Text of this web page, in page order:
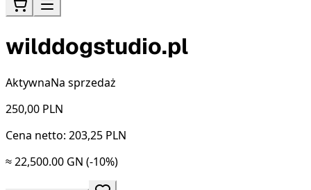
wilddogstudio.pl
AktywnaNa sprzedaż
250,00 PLN
Cena netto: 203,25 PLN
≈ 22,500.00 GN (-10%)